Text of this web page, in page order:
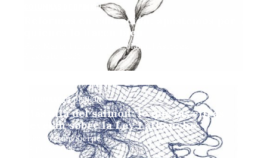
COLUMNAS DE OPINIÓN
Reformas en educación: apostemos por
quienes lo hacen bien
Por: María Turner y José Manuel Astorga
COLUMNAS DE OPINIÓN
Más allá del salmón: lo que las cifras
revelan sobre la Ley Lafkenche
Por: Joaquín Sierpe
24 julio, 2026